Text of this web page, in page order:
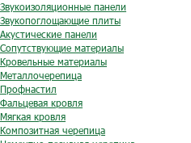
Звукоизоляционные панели
Звукопоглощающие плиты
Акустические панели
Сопутствующие материалы
Кровельные материалы
Металлочерепица
Профнастил
Фальцевая кровля
Мягкая кровля
Композитная черепица